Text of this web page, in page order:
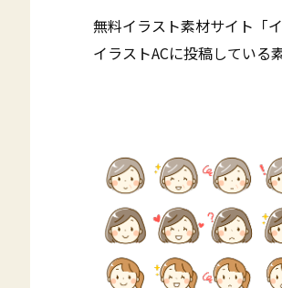
無料イラスト素材サイト「
イラストACに投稿している